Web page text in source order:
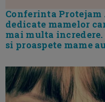
Conferinta Protejam
dedicate mamelor
mai multa incredere.
si proaspete mame